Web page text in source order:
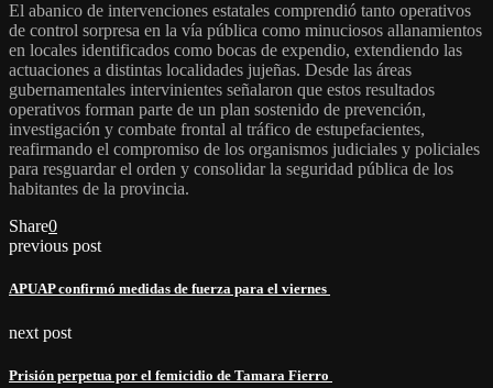
El abanico de intervenciones estatales comprendió tanto operativos
de control sorpresa en la vía pública como minuciosos allanamientos
en locales identificados como bocas de expendio, extendiendo las
actuaciones a distintas localidades jujeñas. Desde las áreas
gubernamentales intervinientes señalaron que estos resultados
operativos forman parte de un plan sostenido de prevención,
investigación y combate frontal al tráfico de estupefacientes,
reafirmando el compromiso de los organismos judiciales y policiales
para resguardar el orden y consolidar la seguridad pública de los
habitantes de la provincia.
Share0
previous post
APUAP confirmó medidas de fuerza para el viernes
next post
Prisión perpetua por el femicidio de Tamara Fierro